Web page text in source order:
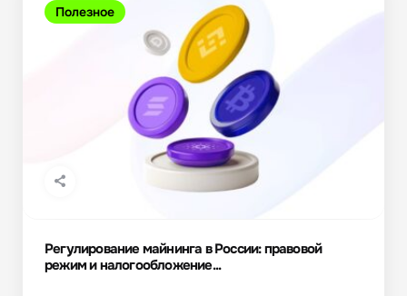
Полезное
Регулирование майнинга в России: правовой
режим и налогообложение...